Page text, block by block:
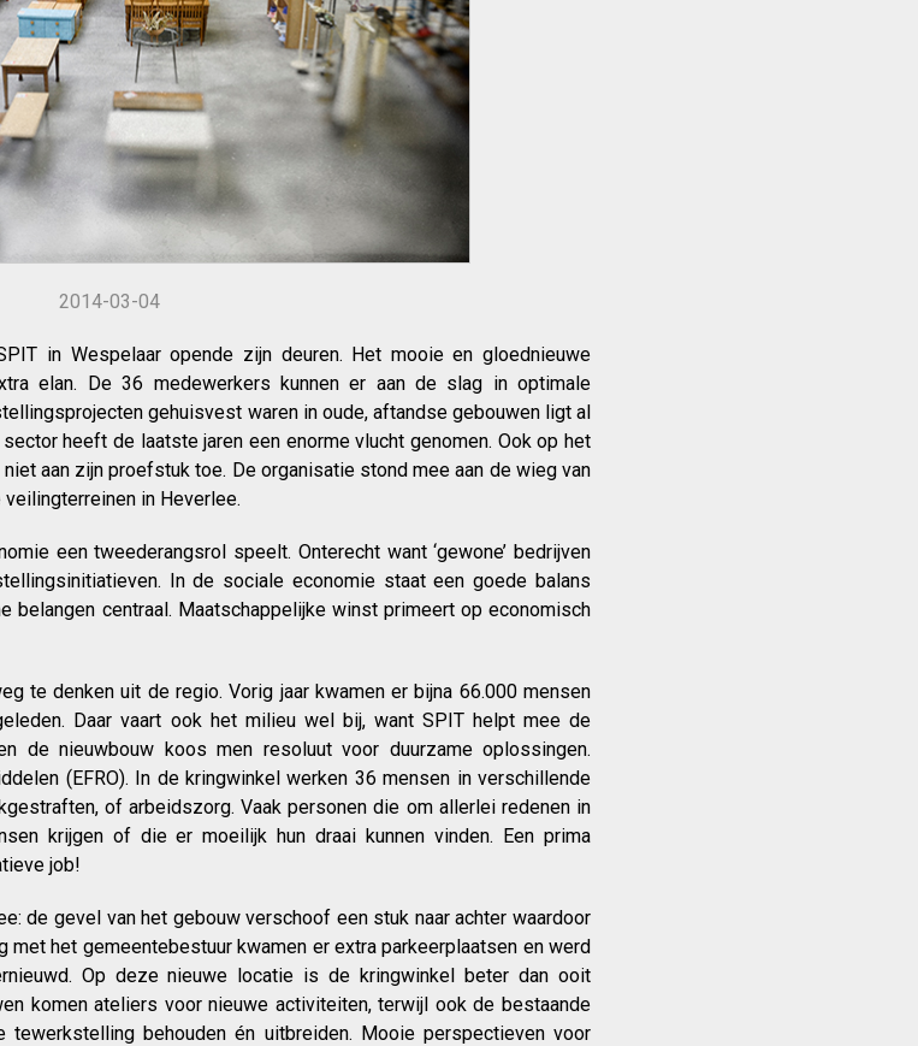
2014-03-04
in Wespelaar opende zijn deuren. Het mooie en gloednieuwe
elan. De 36 medewerkers kunnen er aan de slag in optimale
gehuisvest waren in oude, aftandse gebouwen ligt al
heeft de laatste jaren een enorme vlucht genomen. Ook op het
aan zijn proefstuk toe. De organisatie stond mee aan de wieg van
in Heverlee.
een tweederangsrol speelt. Onterecht want ‘gewone’ bedrijven
In de sociale economie staat een goede balans
belangen centraal. Maatschappelijke winst primeert op economisch
te denken uit de regio. Vorig jaar kwamen er bijna 66.000 mensen
Daar vaart ook het milieu wel bij, want SPIT helpt mee de
de nieuwbouw koos men resoluut voor duurzame oplossingen.
(EFRO). In de kringwinkel werken 36 mensen in verschillende
of arbeidszorg. Vaak personen die om allerlei redenen in
krijgen of die er moeilijk hun draai kunnen vinden. Een prima
job!
de gevel van het gebouw verschoof een stuk naar achter waardoor
met het gemeentebestuur kwamen er extra parkeerplaatsen en werd
Op deze nieuwe locatie is de kringwinkel beter dan ooit
komen ateliers voor nieuwe activiteiten, terwijl ook de bestaande
behouden én uitbreiden. Mooie perspectieven voor